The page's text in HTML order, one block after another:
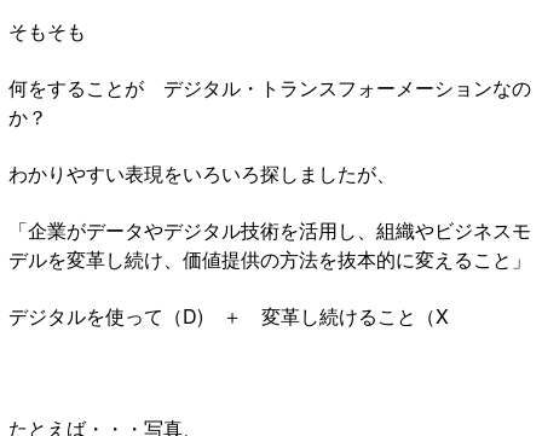
そもそも
何をすることが デジタル・トランスフォーメーションなの
か？
わかりやすい表現をいろいろ探しましたが、
「企業がデータやデジタル技術を活用し、組織やビジネスモ
デルを変革し続け、価値提供の方法を抜本的に変えること」
デジタルを使って（D) ＋ 変革し続けること（X
たとえば・・・写真、